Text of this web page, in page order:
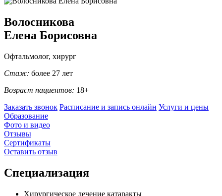
Волосникова
Елена Борисовна
Офтальмолог, хирург
Стаж: более 27 лет
Возраст пациентов: 18+
Заказать звонок Расписание и запись онлайн Услуги и цены
Образование
Фото и видео
Отзывы
Сертификаты
Оставить отзыв
Специализация
Хирургическое лечение катаракты